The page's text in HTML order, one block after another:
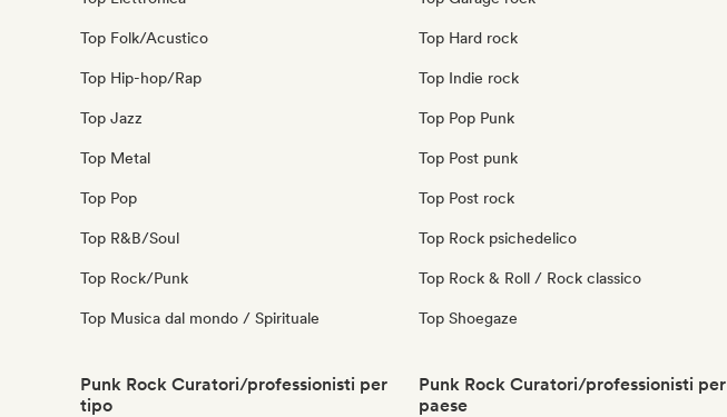
Top Folk/Acustico
Top Hip-hop/Rap
Top Jazz
Top Metal
Top Pop
Top R&B/Soul
Top Rock/Punk
Top Musica dal mondo / Spirituale
Top Hard rock
Top Indie rock
Top Pop Punk
Top Post punk
Top Post rock
Top Rock psichedelico
Top Rock & Roll / Rock classico
Top Shoegaze
Punk Rock Curatori/professionisti per
tipo
Punk Rock Curatori/professionisti per
paese